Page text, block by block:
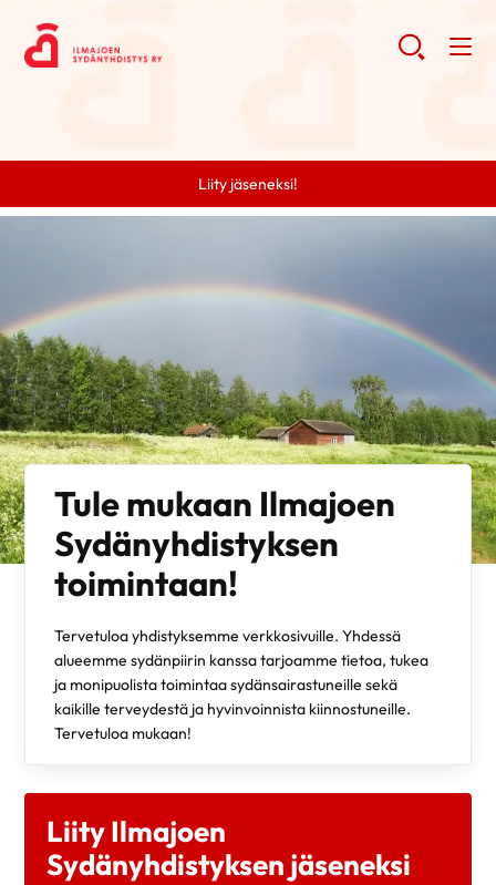
Liity jäseneksi!
Tule mukaan Ilmajoen
Sydänyhdistyksen
toimintaan!
Tervetuloa yhdistyksemme verkkosivuille. Yhdessä
alueemme sydänpiirin kanssa tarjoamme tietoa, tukea
ja monipuolista toimintaa sydänsairastuneille sekä
kaikille terveydestä ja hyvinvoinnista kiinnostuneille.
Tervetuloa mukaan!
Liity Ilmajoen
Sydänyhdistyksen jäseneksi